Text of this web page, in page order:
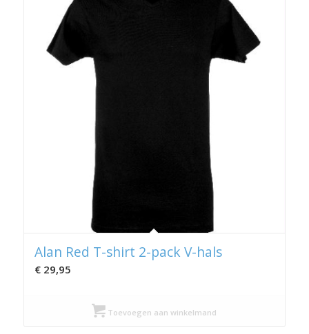
Alan Red T-shirt 2-pack V-hals
€29,95
Toevoegen aan winkelmand